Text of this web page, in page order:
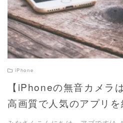
iPhone
【iPhoneの無音カメラ
高画質で人気のアプリを